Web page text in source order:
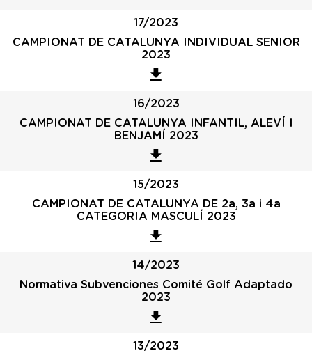
17/2023
CAMPIONAT DE CATALUNYA INDIVIDUAL SENIOR
2023
16/2023
CAMPIONAT DE CATALUNYA INFANTIL, ALEVÍ I
BENJAMÍ 2023
15/2023
CAMPIONAT DE CATALUNYA DE 2a, 3a i 4a
CATEGORIA MASCULÍ 2023
14/2023
Normativa Subvenciones Comité Golf Adaptado
2023
13/2023